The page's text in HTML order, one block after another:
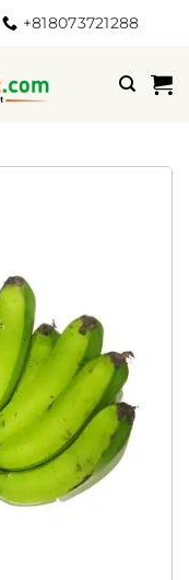
+818073721288